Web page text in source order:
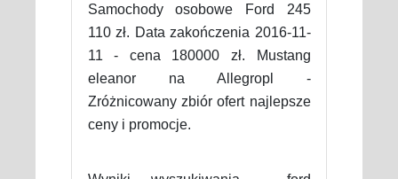
Samochody osobowe Ford 245
110 zł. Data zakończenia 2016-11-
11 - cena 180000 zł. Mustang
eleanor na Allegropl -
Zróżnicowany zbiór ofert najlepsze
ceny i promocje.